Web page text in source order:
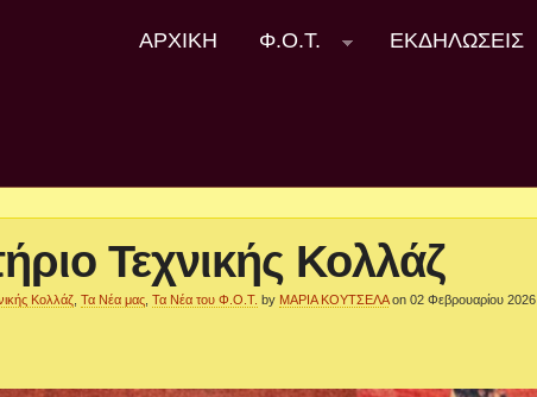
ΑΡΧΙΚΉ Φ.Ο.Τ. ΕΚΔΗΛΩΣΕΙΣ
Τεχνικής Κολλάζ
Κολλάζ ,Τα Νέα μας ,Τα Νέα του Φ.Ο.Τ. by ΜΑΡΙΑ ΚΟΥΤΣΕΛΑ on 02 Φεβρουαρίου 2026